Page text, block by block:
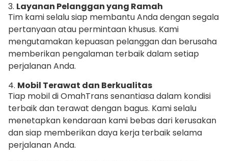
3. Layanan Pelanggan yang Ramah
Tim kami selalu siap membantu Anda dengan segala
pertanyaan atau permintaan khusus. Kami
mengutamakan kepuasan pelanggan dan berusaha
memberikan pengalaman terbaik dalam setiap
perjalanan Anda.
4. Mobil Terawat dan Berkualitas
Tiap mobil di OmahTrans senantiasa dalam kondisi
terbaik dan terawat dengan bagus. Kami selalu
menetapkan kendaraan kami bebas dari kerusakan
dan siap memberikan daya kerja terbaik selama
perjalanan Anda.